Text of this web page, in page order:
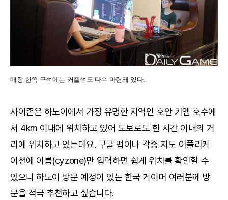
매장 한쪽 구석에는 커플석도 다수 마련돼 있다.
사이존은 하노이에서 가장 유명한 지역인 호안 키엠 호수에
서 4km 이내에 위치하고 있어 도보로도 한 시간 이내의 거
리에 위치하고 있는데요. 구글 맵이나 각종 지도 어플리케
이션에 이름(cyzone)만 입력하면 쉽게 위치를 확인할 수
있으니 하노이 방문 예정이 있는 한국 게이머 여러분께 방
문을 적극 추천하고 싶습니다.